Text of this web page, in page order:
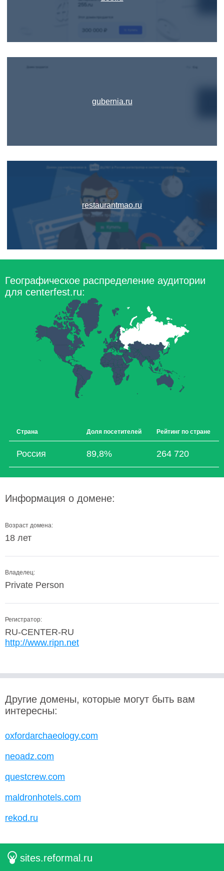
gubernia.ru
restaurantmao.ru
Географическое распределение аудитории
для centerfest.ru:
Страна Доля посетителей Рейтинг по стране
Россия 89,8% 264 720
Информация о домене:
Возраст домена:
18 лет
Владелец:
Private Person
Регистратор:
RU-CENTER-RU
http://www.ripn.net
Другие домены, которые могут быть вам
интересны:
oxfordarchaeology.com
neoadz.com
questcrew.com
maldronhotels.com
rekod.ru
sites.reformal.ru